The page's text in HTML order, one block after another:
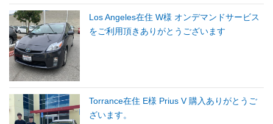
Los Angeles在住 W様 オンデマンドサービス
をご利用頂きありがとうございます
Torrance在住 E様 Prius V 購入ありがとうご
ざいます。